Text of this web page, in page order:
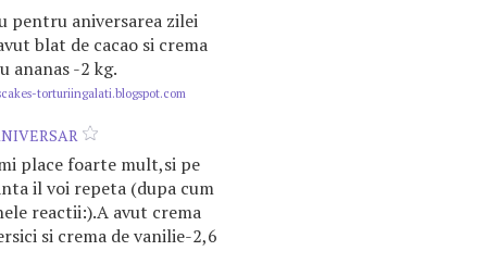
pentru aniversarea zilei
blat de cacao si crema
ananas -2 kg.
torturiingalati.blogspot.com
place foarte mult,si pe
il voi repeta (dupa cum
reactii:).A avut crema
si crema de vanilie-2,6